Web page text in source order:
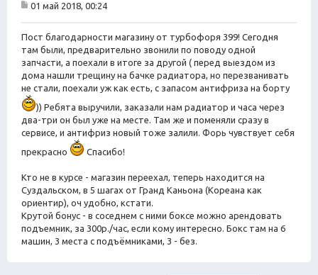
о
б
е
н
и
е
01 май 2018, 00:24
Пост благодарности магазину от турбофоря 399! Сегодня
там были, предварительно звонили по поводу одной
запчасти, а поехали в итоге за другой ( перед выездом из
дома нашли трещину на бачке радиатора, но перезванивать
не стали, поехали уж как есть, с запасом антифриза на борту
)) Ребята выручили, заказали нам радиатор и часа через
два-три он был уже на месте. Там же и поменяли сразу в
сервисе, и антифриз новый тоже залили. Форь чувствует себя
прекрасно
Спасибо!
Кто не в курсе - магазин переехал, теперь находится на
Суздальском, в 5 шагах от Гранд Каньона (Кореана как
ориентир), оч удобно, кстати.
Крутой бонус - в соседнем с ними боксе можно арендовать
подъемник, за 300р./час, если кому интересно. Бокс там на 6
машин, 3 места с подъёмниками, 3 - без.